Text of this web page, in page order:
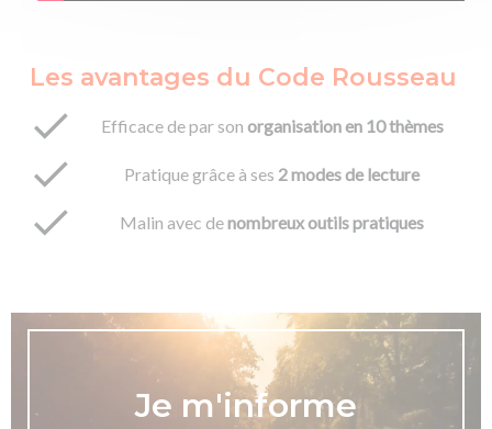
Les avantages du Code Rousseau
Efficace de par son organisation en 10 thèmes
Pratique grâce à ses 2 modes de lecture
Malin avec denombreux outils pratiques
Je m'informe